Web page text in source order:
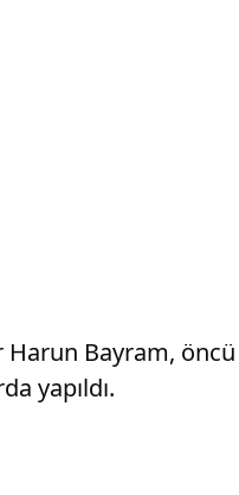
Bayram, öncü
yapıldı.